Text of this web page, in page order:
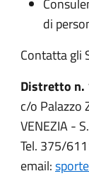
di
Contatta gli
Distretto n.
c/o Palazzo
VENEZIA -
Tel. 375/
email: